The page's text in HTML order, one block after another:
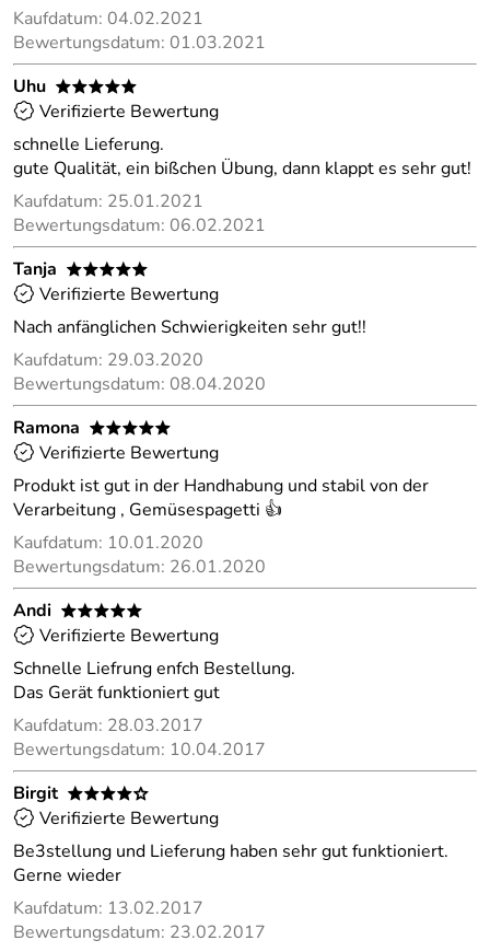
Kaufdatum: 04.02.2021
Bewertungsdatum: 01.03.2021
Uhu
*****
Verifizierte Bewertung
schnelle Lieferung.
gute Qualität, ein bißchen Übung, dann klappt es sehr gut!
Kaufdatum: 25.01.2021
Bewertungsdatum: 06.02.2021
Tanja
*****
Verifizierte Bewertung
Nach anfänglichen Schwierigkeiten sehr gut!!
Kaufdatum: 29.03.2020
Bewertungsdatum: 08.04.2020
Ramona
*****
Verifizierte Bewertung
Produkt ist gut in der Handhabung und stabil von der
Verarbeitung , Gemüsespagetti 👍
Kaufdatum: 10.01.2020
Bewertungsdatum: 26.01.2020
Andi
*****
Verifizierte Bewertung
Schnelle Liefrung enfch Bestellung.
Das Gerät funktioniert gut
Kaufdatum: 28.03.2017
Bewertungsdatum: 10.04.2017
Birgit
****o
Verifizierte Bewertung
Be3stellung und Lieferung haben sehr gut funktioniert.
Gerne wieder
Kaufdatum: 13.02.2017
Bewertungsdatum: 23.02.2017